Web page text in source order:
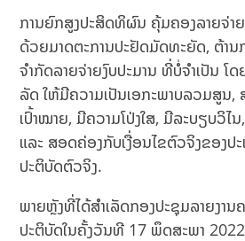
ການຍົກສູງປະສິດທິຜົນ ຄຸ້ມຄອງລາຍຈ່າ
ດ້ວຍມາດຕະການປະຢັດມັດທະຍັດ, ຕ້ານ
ຈຳກັດລາຍຈ່າຍງົບປະມານ ທີ່ບໍ່ຈຳເປັນ ໂ
ລັດ ໃຫ້ມີຄວາມເປັນເອກະພາບລວມສູນ,
ເປົ້າໝາຍ, ມີຄວາມໂປ່ງໃສ, ມີລະບຽບວິໄ
ແລະ ສອດຄ່ອງກັບເງື່ອນໄຂຕົວຈິງຂອງປະ
ປະຕິບັດຕົວຈິງ.
ພາຍຫຼັງທີ່ໄດ້ສໍາເລັດກອງປະຊຸມລາຍງາ
ປະຕິບັດໃນຄັ້ງວັນທີ 17 ພຶດສະພາ